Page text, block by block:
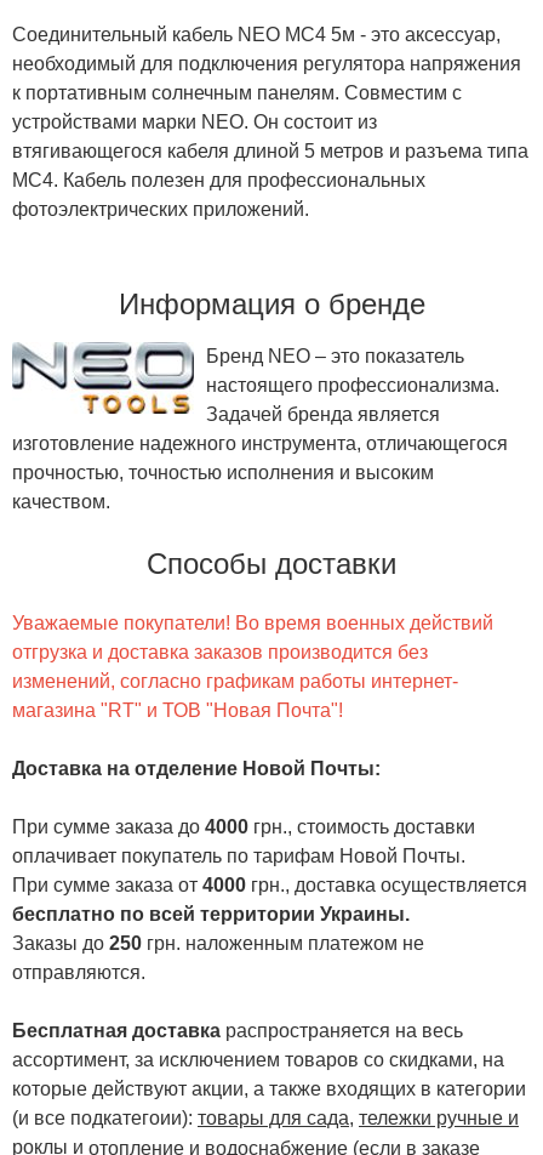
Соединительный кабель NEO MC4 5м - это аксессуар,
необходимый для подключения регулятора напряжения
к портативным солнечным панелям. Совместим с
устройствами марки NEO. Он состоит из
втягивающегося кабеля длиной 5 метров и разъема типа
MC4. Кабель полезен для профессиональных
фотоэлектрических приложений.
Информация о бренде
Бренд NEO – это показатель
настоящего профессионализма.
Задачей бренда является
изготовление надежного инструмента, отличающегося
прочностью, точностью исполнения и высоким
качеством.
Способы доставки
Уважаемые покупатели! Во время военных действий
отгрузка и доставка заказов производится без
изменений, согласно графикам работы интернет-
магазина "RT" и ТОВ "Новая Почта"!
Доставка на отделение Новой Почты:
При сумме заказа до 4000 грн., стоимость доставки
оплачивает покупатель по тарифам Новой Почты.
При сумме заказа от 4000 грн., доставка осуществляется
бесплатно по всей территории Украины.
Заказы до 250 грн. наложенным платежом не
отправляются.
Бесплатная доставка распространяется на весь
ассортимент, за исключением товаров со скидками, на
которые действуют акции, а также входящих в категории
(и все подкатегоии): товары для сада, тележки ручные и
роклы и отопление и водоснабжение (если в заказе